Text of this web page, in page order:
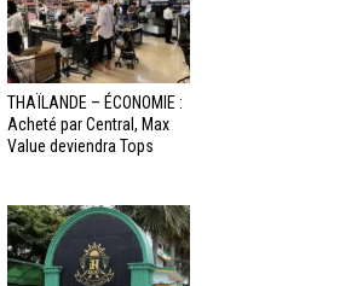
THAÏLANDE – ÉCONOMIE :
Acheté par Central, Max
Value deviendra Tops